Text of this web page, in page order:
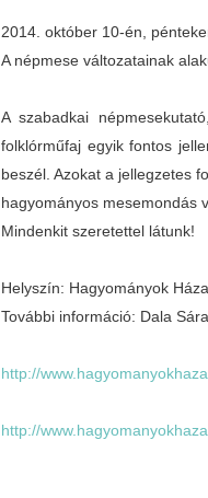
2014. október 10-én,
A népmese változatainak
A szabadkai
folklórműfaj egyik fontos
beszél. Azokat a jellegzetes
hagyományos mesemondás
Mindenkit szeretettel látunk!
Helyszín: Hagyományok
További információ: Dala Sára
http://
http://